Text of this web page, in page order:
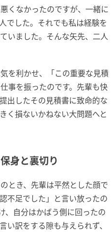
くなかったのですが、一緒に
でした。それでも私は経験を
いました。そんな矢先、二人
を利かせ、「この重要な見積
事を振ったのです。先輩も快
出したその見積書に致命的な
く損ないかねない大問題へと
身と裏切り
とき、先輩は平然とした顔で
不足でした」と言い放ったの
、自分はかばう側に回ったの
訳をする隙も与えられず、